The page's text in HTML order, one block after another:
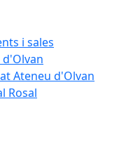
i sales
d'Olvan
Ateneu d'Olvan
Rosal